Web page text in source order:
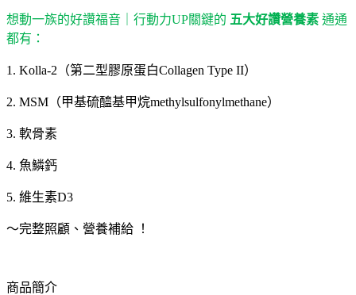
想動一族的好讚福音｜行動力UP關鍵的 五大好讚營養素 通通
都有：
1. Kolla-2（第二型膠原蛋白Collagen Type II）
2. MSM（甲基硫醯基甲烷methylsulfonylmethane）
3. 軟骨素
4. 魚鱗鈣
5. 維生素D3
～完整照顧、營養補給 ！
商品簡介